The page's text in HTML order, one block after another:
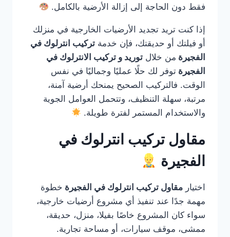
فقط دون الحاجة إلى إزالة الأرضية بالكامل.
إذا كنت تريد تجديد الأرضيات الخارجية في منزلك
أو فيلتك أو حديقتك، فإن خدمة تركيب انترلوك في
الفجيرة من خلال توريد و تركيب الانترلوك في
الفجيرة توفر لك حلًا عمليًا وجماليًا في نفس
الوقت. فالتركيب الصحيح يمنحك أرضية آمنة،
مرتبة، سهلة التنظيف، وتتحمل العوامل الجوية
والاستخدام المستمر لفترة طويلة.
مقاول تركيب انترلوك في
الفجيرة
اختيار مقاول تركيب انترلوك في الفجيرة خطوة
مهمة جدًا عند تنفيذ أي مشروع أرضيات خارجية،
سواء كان المشروع خاصًا بفيلا، منزل، حديقة،
ممشى، موقف سيارات، أو مساحة تجارية.